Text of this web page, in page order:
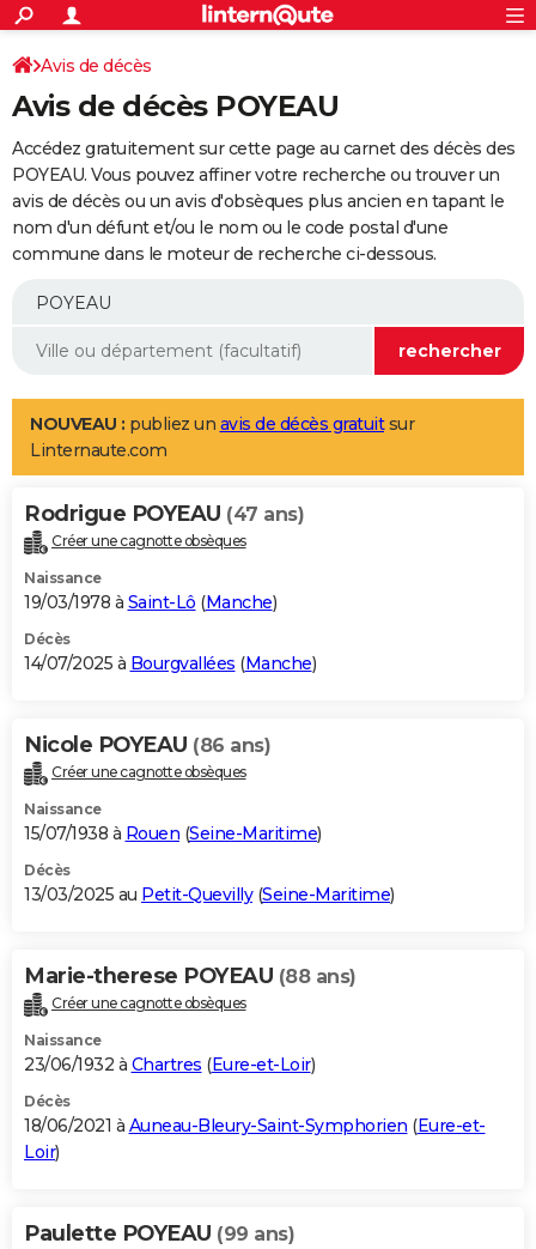
ACTUALITÉS
Politique
Société
Faits Divers
Education
Monde
Villes
+
SPORT
Coupe du monde 2026
Football
Tennis
Cyclisme
Rugby
Forum
Programme TV
TNT
Streaming
Cinéma
Sorties cinéma
Musique
+
FINANCE
Retraite
Epargne
Immobilier
Risques naturels par ville
Banque
Assurance
AUTO
Essais
Réserver un essai
Citadines
Berlines
SUV
Forum auto
+
Mobiles
Meilleur smartphone
Internet
Ordinateurs
Jeux vidéo
Guide high-tech
Aménagement intérieur
LIFESTYLE
Art de vivre
Bien-être
Loisirs
Mode
Modes de vie
Alimentation
Guide de la santé
Maladies
Médicaments
Sommeil
VOYAGE
Destinations
City break
Voyage nature
Voyage de noces
Forum
Climat
+PHOTO
GUIDES D'ACHAT
BONS PLANS
Carte de Noël
Carte Bonne année
Carte Saint-Valentin
Carte Pâques
Carte d'anniversaire
DICTIONNAIRE
Dictionnaire
Biographies
Citations
Expressions
Proverbes
PROGRAMME TV
S'inscrire
Se connecter
Lycées
Collèges
Primaires
Universités
Entreprises
Service militaire
Avis de recherche
AVIS DE DÉCÈS
Bricolage
Lifestyle
Culture
Sport
Auto
Television
Voyage
Cinema
Avis de décès
Avis de décès POYEAU
Accédez gratuitement sur cette page au carnet des décès des
POYEAU. Vous pouvez affiner votre recherche ou trouver un
avis de décès ou un avis d'obsèques plus ancien en tapant le
nom d'un défunt et/ou le nom ou le code postal d'une
commune dans le moteur de recherche ci-dessous.
NOUVEAU : publiez un avis de décès gratuitsur
Linternaute.com
Rodrigue POYEAU (47 ans)
Créer une cagnotte obsèques
Naissance
19/03/1978 à Saint-Lô (Manche)
Décès
14/07/2025 à Bourgvallées (Manche)
Nicole POYEAU (86 ans)
Créer une cagnotte obsèques
Naissance
15/07/1938 à Rouen (Seine-Maritime)
Décès
13/03/2025 au Petit-Quevilly(Seine-Maritime)
Marie-therese POYEAU (88 ans)
Créer une cagnotte obsèques
Naissance
23/06/1932 à Chartres (Eure-et-Loir)
Décès
18/06/2021 à Auneau-Bleury-Saint-Symphorien (Eure-et-
Loir)
Paulette POYEAU (99 ans)